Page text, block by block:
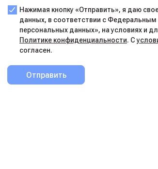
Нажимая кнопку «Отправить», я даю
данных, в соответствии с
персональных данных», на условиях и
Политике конфиденциальности. С
согласен.
Отправить